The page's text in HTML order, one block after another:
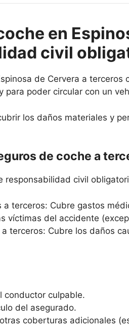
en
civil
de Cervera a
para poder circular con un
los daños materiales y
de coche a
responsabilidad civil
a terceros: Cubre gastos
víctimas del accidente
terceros: Cubre los daños
conductor culpable.
del asegurado.
coberturas adicionales